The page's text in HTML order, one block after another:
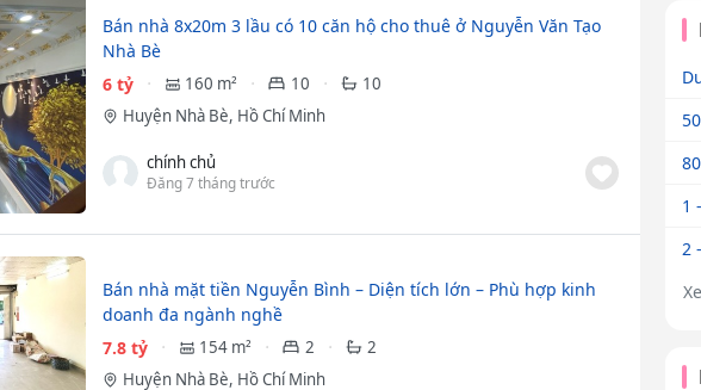
Bán nhà 8x20m 3 lầu có 10 căn hộ cho thuê ở Nguyễn Văn Tạo
Nhà Bè
6 tỷ
160 m² 10
10
Huyện Nhà Bè, Hồ Chí Minh
chính chủ
Đăng 7 tháng trước
Bán nhà mặt tiền Nguyễn Bình – Diện tích lớn – Phù hợp kinh
doanh đa ngành nghề
7.8 tỷ
154 m² 2
2
Huyện Nhà Bè, Hồ Chí Minh
1
2